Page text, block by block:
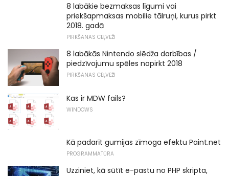
8 labākie bezmaksas līgumi vai
priekšapmaksas mobilie tālruņi, kurus pirkt
2018. gadā
PIRKŠANAS CEĻVEŽI
8 labākās Nintendo slēdža darbības /
piedzīvojumu spēles nopirkt 2018
PIRKŠANAS CEĻVEŽI
Kas ir MDW fails?
WINDOWS
Kā padarīt gumijas zīmoga efektu Paint.net
PROGRAMMATŪRA
Uzziniet, kā sūtīt e-pastu no PHP skripta,